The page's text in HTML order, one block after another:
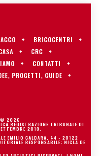
BRICOCENTRI
CRC
CONTATTI
PROGETTI, GUIDE
© 2026
REGISTRAZIONE TRIBUNALE DI
2010.
EMILIO CALDARA, 44 - 20122
RESPONSABILE: NICLA DE